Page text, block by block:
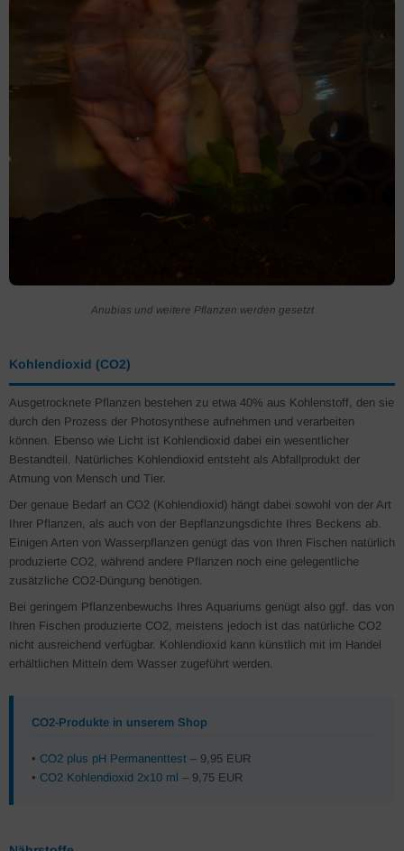
Anubias und weitere Pflanzen werden gesetzt
Kohlendioxid (CO2)
Ausgetrocknete Pflanzen bestehen zu etwa 40% aus Kohlenstoff, den sie
durch den Prozess der Photosynthese aufnehmen und verarbeiten
können. Ebenso wie Licht ist Kohlendioxid dabei ein wesentlicher
Bestandteil. Natürliches Kohlendioxid entsteht als Abfallprodukt der
Atmung von Mensch und Tier.
Der genaue Bedarf an CO2 (Kohlendioxid) hängt dabei sowohl von der Art
Ihrer Pflanzen, als auch von der Bepflanzungsdichte Ihres Beckens ab.
Einigen Arten von Wasserpflanzen genügt das von Ihren Fischen natürlich
produzierte CO2, während andere Pflanzen noch eine gelegentliche
zusätzliche CO2-Düngung benötigen.
Bei geringem Pflanzenbewuchs Ihres Aquariums genügt also ggf. das von
Ihren Fischen produzierte CO2, meistens jedoch ist das natürliche CO2
nicht ausreichend verfügbar. Kohlendioxid kann künstlich mit im Handel
erhältlichen Mitteln dem Wasser zugeführt werden.
CO2-Produkte in unserem Shop
• CO2 plus pH Permanenttest – 9,95 EUR
• CO2 Kohlendioxid 2x10 ml – 9,75 EUR